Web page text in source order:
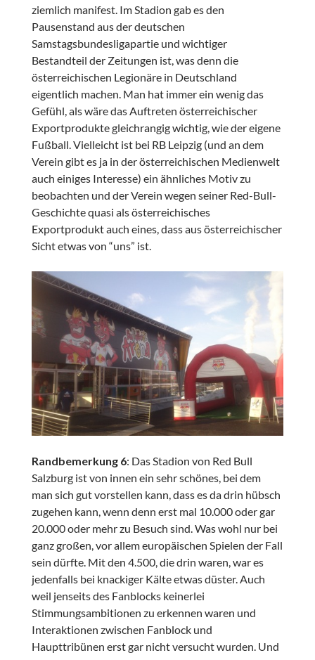
ziemlich manifest. Im Stadion gab es den
Pausenstand aus der deutschen
Samstagsbundesligapartie und wichtiger
Bestandteil der Zeitungen ist, was denn die
österreichischen Legionäre in Deutschland
eigentlich machen. Man hat immer ein wenig das
Gefühl, als wäre das Auftreten österreichischer
Exportprodukte gleichrangig wichtig, wie der eigene
Fußball. Vielleicht ist bei RB Leipzig (und an dem
Verein gibt es ja in der österreichischen Medienwelt
auch einiges Interesse) ein ähnliches Motiv zu
beobachten und der Verein wegen seiner Red-Bull-
Geschichte quasi als österreichisches
Exportprodukt auch eines, dass aus österreichischer
Sicht etwas von “uns” ist.
Randbemerkung 6: Das Stadion von Red Bull
Salzburg ist von innen ein sehr schönes, bei dem
man sich gut vorstellen kann, dass es da drin hübsch
zugehen kann, wenn denn erst mal 10.000 oder gar
20.000 oder mehr zu Besuch sind. Was wohl nur bei
ganz großen, vor allem europäischen Spielen der Fall
sein dürfte. Mit den 4.500, die drin waren, war es
jedenfalls bei knackiger Kälte etwas düster. Auch
weil jenseits des Fanblocks keinerlei
Stimmungsambitionen zu erkennen waren und
Interaktionen zwischen Fanblock und
Haupttribünen erst gar nicht versucht wurden. Und